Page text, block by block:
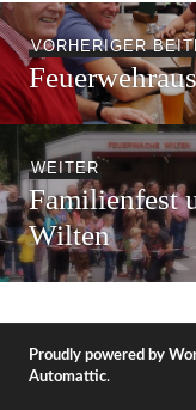
VORHERIGER
WEITER Nächster
Beitrag:
Familienfest
Wilten
Proudly powered by
Automattic.